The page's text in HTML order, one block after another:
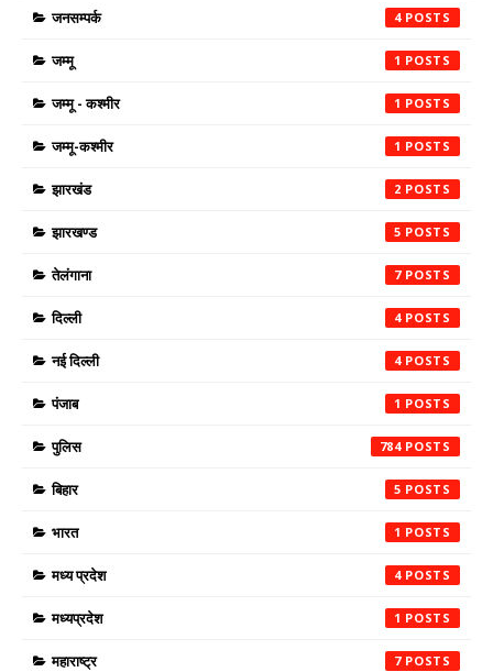
जनसम्पर्क 4
जम्मू 1
जम्मू - कश्मीर 1
जम्मू-कश्मीर 1
झारखंड 2
झारखण्ड 5
तेलंगाना 7
दिल्ली 4
नई दिल्ली 4
पंजाब 1
पुलिस 784
बिहार 5
भारत 1
मध्य प्रदेश 4
मध्यप्रदेश 1
महाराष्ट्र 7